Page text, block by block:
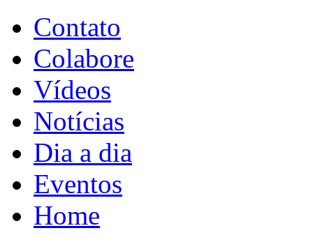
Contato
Colabore
Vídeos
Notícias
Dia a dia
Eventos
Home